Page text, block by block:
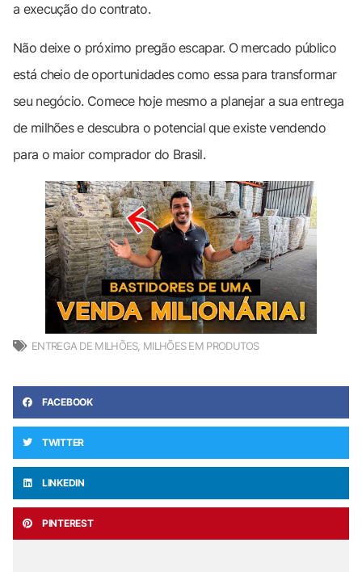
a execução do contrato.
Não deixe o próximo pregão escapar. O mercado público
está cheio de oportunidades como essa para transformar
seu negócio. Comece hoje mesmo a planejar a sua entrega
de milhões e descubra o potencial que existe vendendo
para o maior comprador do Brasil.
ENTREGA DE MILHÕES, MILHÕES EM PRODUTOS
FACEBOOK
TWITTER
LINKEDIN
PINTEREST